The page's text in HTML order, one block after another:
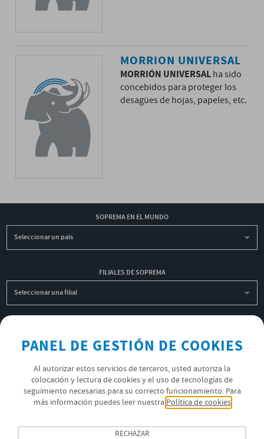
MORRION UNIVERSAL
MORRIÓN UNIVERSALha sido
concebidos para proteger los
desagües de hojas, papeles, etc.
SOPREMA EN EL MUNDO
Seleccionar un país
FILIALES DE SOPREMA
Seleccionar una filial
OK
POLÍTICA DE PRIVACIDAD
ÚNETE AL EQUIPO SOPREMA
PANEL DE GESTIÓN DE COOKIES
Al autorizar estos servicios de terceros, usted autoriza la
colocación y lectura de cookies y el uso de tecnologías de
seguimiento necesarias para su correcto funcionamiento. Para
más información puedes leer nuestra Política de cookies
RECHAZAR